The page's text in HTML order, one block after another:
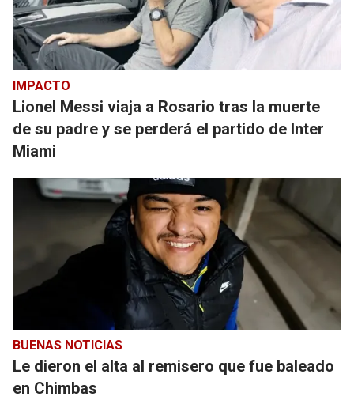
IMPACTO
Lionel Messi viaja a Rosario tras la muerte
de su padre y se perderá el partido de Inter
Miami
BUENAS NOTICIAS
Le dieron el alta al remisero que fue baleado
en Chimbas